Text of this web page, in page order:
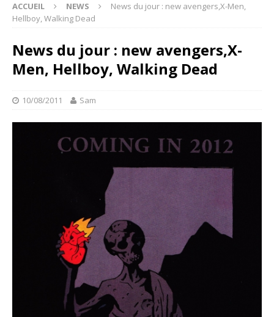
ACCUEIL NEWS
News du jour : new avengers,X-Men,
Hellboy, Walking Dead
News du jour : new avengers,X-
Men, Hellboy, Walking Dead
10/08/2011 Sam